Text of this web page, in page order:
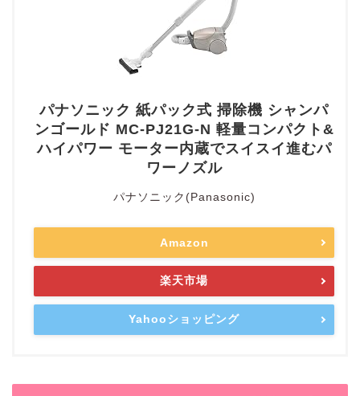
パナソニック 紙パック式 掃除機 シャンパ
ンゴールド MC-PJ21G-N 軽量コンパクト&
ハイパワー モーター内蔵でスイスイ進むパ
ワーノズル
パナソニック(Panasonic)
Amazon
楽天市場
Yahooショッピング